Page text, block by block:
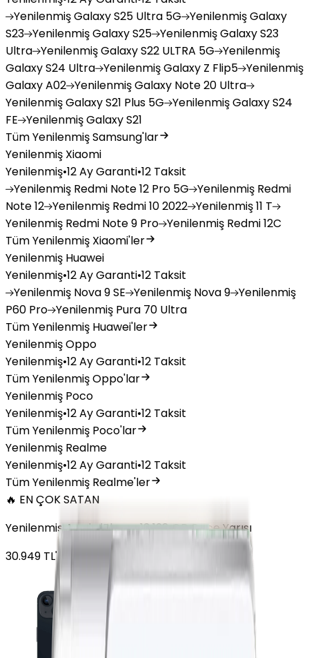
YenilenmişGalaxy S25 Ultra 5G YenilenmişGalaxy
S23 YenilenmişGalaxy S25 YenilenmişGalaxy S23
Ultra YenilenmişGalaxy S22 ULTRA 5G Yenilenmiş
Galaxy S24 Ultra YenilenmişGalaxy Z Flip5 Yenilenmiş
Galaxy A02 YenilenmişGalaxy Note 20 Ultra
YenilenmişGalaxy S21 Plus 5G YenilenmişGalaxy S24
FE YenilenmişGalaxy S21
Tüm Yenilenmiş Samsung'lar
Yenilenmiş Xiaomi
Yenilenmiş•12 Ay Garanti•12 Taksit
Yenilenmiş Redmi Note 12 Pro 5G Yenilenmiş Redmi
Note 12 Yenilenmiş Redmi 10 2022 Yenilenmiş11 T
Yenilenmiş Redmi Note 9 Pro Yenilenmiş Redmi 12C
Tüm Yenilenmiş Xiaomi'ler
Yenilenmiş Huawei
Yenilenmiş•12 Ay Garanti•12 Taksit
Yenilenmiş Nova 9 SE Yenilenmiş Nova 9 Yenilenmiş
P60 Pro Yenilenmiş Pura 70 Ultra
Tüm Yenilenmiş Huawei'ler
Yenilenmiş Oppo
Yenilenmiş•12 Ay Garanti•12 Taksit
Tüm Yenilenmiş Oppo'lar
Yenilenmiş Poco
Yenilenmiş•12 Ay Garanti•12 Taksit
Tüm Yenilenmiş Poco'lar
Yenilenmiş Realme
Yenilenmiş•12 Ay Garanti•12 Taksit
Tüm Yenilenmiş Realme'ler
🔥 EN ÇOK SATAN
Yenilenmiş Apple iPhone 13 128 GB Gece Yarısı
30.949 TL'den